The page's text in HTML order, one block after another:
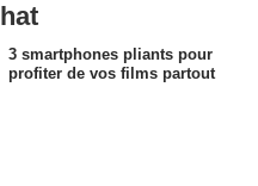
3 smartphones pliants pour
profiter de vos films partout